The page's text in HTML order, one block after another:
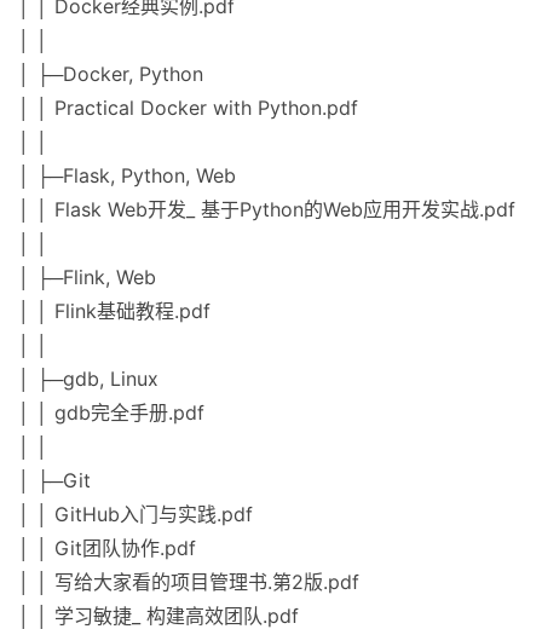
│ │ Docker经典实例.pdf
│ ├─Docker, Python
│ │ Practical Docker with Python.pdf
│ ├─Flask, Python, Web
│ │ Flask Web开发_ 基于Python的Web应用开发实战.pdf
│ ├─Flink, Web
│ │ Flink基础教程.pdf
│ ├─gdb, Linux
│ │ gdb完全手册.pdf
│ ├─Git
│ │ GitHub入门与实践.pdf
│ │ Git团队协作.pdf
│ │ 写给大家看的项目管理书.第2版.pdf
│ │ 学习敏捷_ 构建高效团队.pdf